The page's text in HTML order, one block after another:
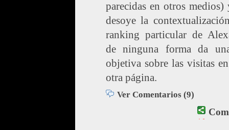
parecidas en otros medios)
desoye la
ranking particular de
de ninguna forma da
objetiva sobre las visitas
otra página.
Ver Comentarios (9)